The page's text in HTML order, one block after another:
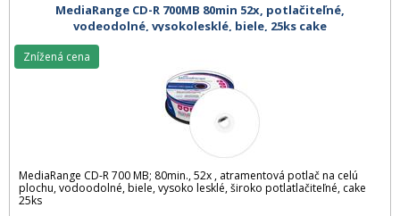
MediaRange CD-R 700MB 80min 52x, potlačiteľné,
vodeodolné, vysokolesklé, biele, 25ks cake
MediaRange CD-R 700 MB; 80min., 52x , atramentová potlač na celú
plochu, vodoodolné, biele, vysoko lesklé, široko potlatlačiteľné, cake
25ks
Znížená cena